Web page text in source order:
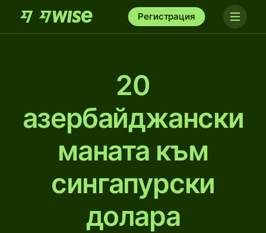
Регистрация
20
азербайджански
маната към
сингапурски
долара